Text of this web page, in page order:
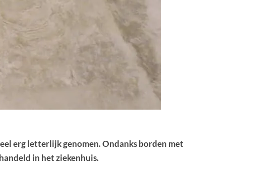
erg letterlijk genomen. Ondanks borden met
in het ziekenhuis.